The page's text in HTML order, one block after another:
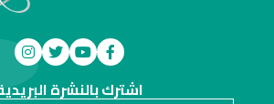
اشترك بالنشرة